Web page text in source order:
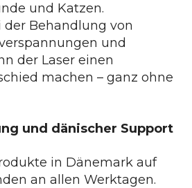
und Katzen.
der Behandlung von
und
der Laser einen
machen – ganz ohne
und dänischer Support
in Dänemark auf
an allen Werktagen.